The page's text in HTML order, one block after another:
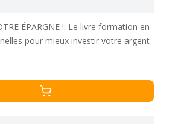
ÉPARGNE !: Le livre formation en
pour mieux investir votre argent